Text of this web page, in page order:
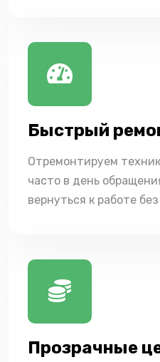
Быстрый
Отремонтируем
часто в день
вернуться к работе
Прозрачные